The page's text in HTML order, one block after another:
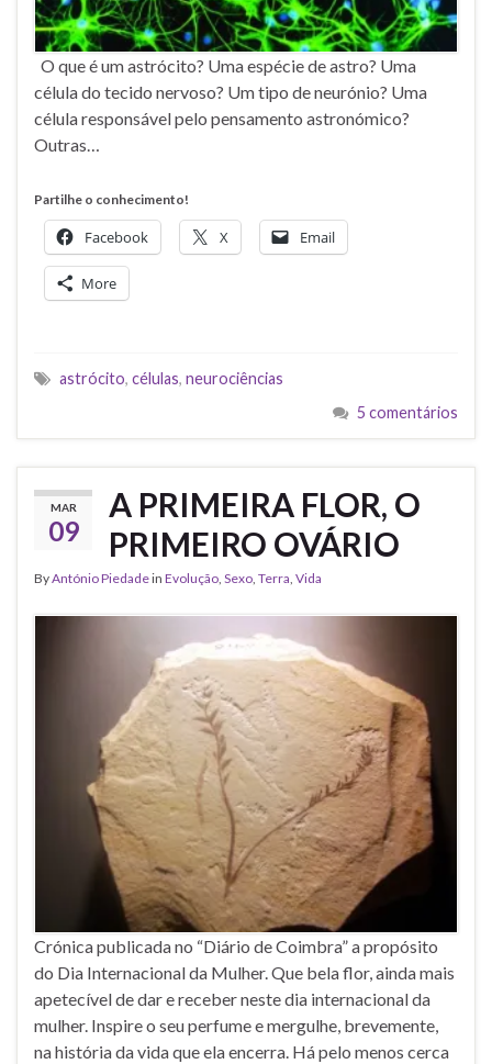
O que é um astrócito? Uma espécie de astro? Uma
célula do tecido nervoso? Um tipo de neurónio? Uma
célula responsável pelo pensamento astronómico?
Outras…
Partilhe o conhecimento!
Facebook X Email
More
astrócito, células, neurociências
5 comentários
MAR
09
A PRIMEIRA FLOR, O
PRIMEIRO OVÁRIO
ByAntónio Piedadein Evolução, Sexo, Terra, Vida
Crónica publicada no “Diário de Coimbra” a propósito
do Dia Internacional da Mulher. Que bela flor, ainda mais
apetecível de dar e receber neste dia internacional da
mulher. Inspire o seu perfume e mergulhe, brevemente,
na história da vida que ela encerra. Há pelo menos cerca